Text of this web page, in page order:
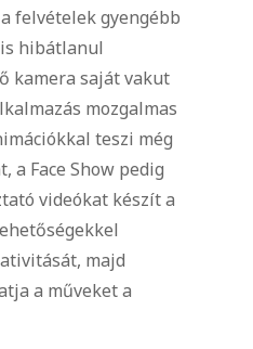
felvételek gyengébb
hibátlanul
kamera saját vakut
mozgalmas
teszi még
a Face Show pedig
videókat készít a
majd
a műveket a